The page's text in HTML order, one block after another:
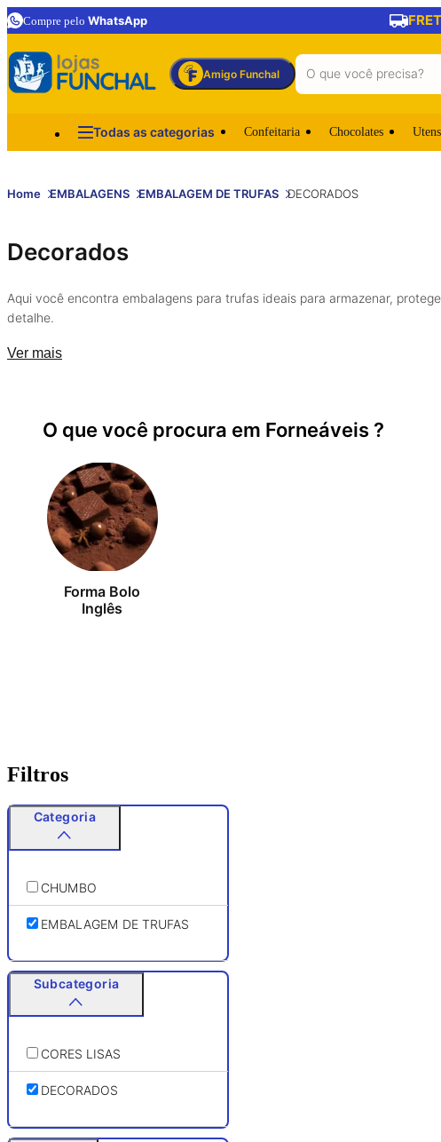
Compre pelo WhatsApp
Amigo Funchal
Todas as categorias Confeitaria Chocolates
Home EMBALAGENS EMBALAGEM DE TRUFAS DECORADOS
Decorados
Aqui você encontra embalagens para trufas ideais para armazenar,
detalhe.
Ver mais
O que você procura em Forneáveis ?
Forma Bolo
Inglês
Filtros
Categoria
CHUMBO
EMBALAGEM DE TRUFAS
Subcategoria
CORES LISAS
DECORADOS